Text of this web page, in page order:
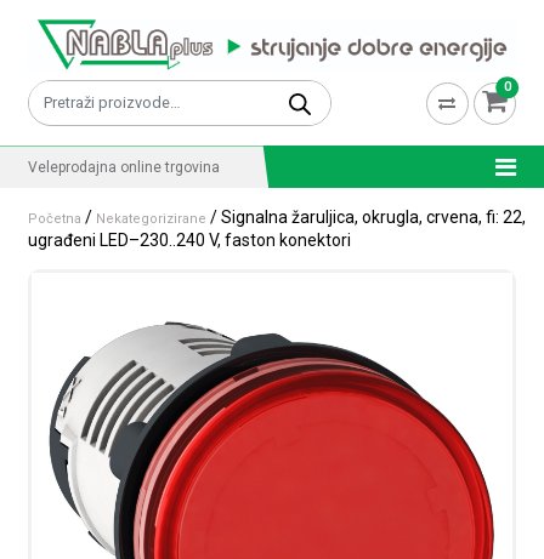
Pretraži: 0
Veleprodajna online trgovina
Početna / Nekategorizirane / Signalna žaruljica, okrugla, crvena, fi: 22,
ugrađeni LED–230..240 V, faston konektori